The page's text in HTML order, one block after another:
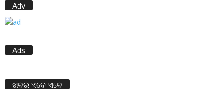
Adv
Ads
ଖବର ଏବେ ଏବେ